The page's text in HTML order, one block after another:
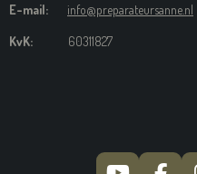
E-mail: info@preparateursanne.nl
KvK: 60311827